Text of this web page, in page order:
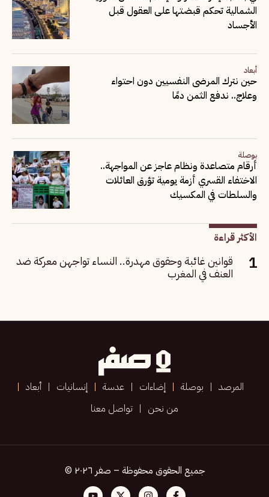
الشمالية تحكم قبضتها على العقول قبل
الأجساد
أبعاد
حين نترك المرضى النفسيين دون احتواء
وعلاج.. ندفع الثمن دمًا
بوصلة
أرقام متصاعدة ونظام عاجز عن المواجهة..
الاختفاء القسري أزمة يومية تؤرق العائلات
والسلطات في المكسيك
الأكثر قراءة
قوانين غائبة وحقوق مهدرة.. النساء تواجهن معركة ضد
العنف في المغرب
المرصد بوصلة إضاءات عدسة إنسانيات
أبعاد
من نحن
تواصل معنا
جميع الحقوق محفوظة – صفر ٢٠٢٦ ©